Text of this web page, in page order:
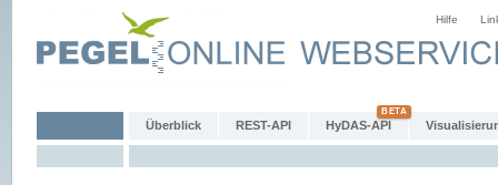
Hilfe
Überblick REST-API HyDAS-API